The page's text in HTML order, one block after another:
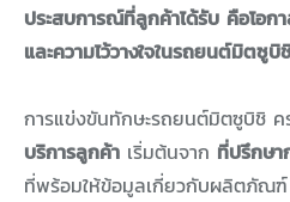
ประสบการณ์ที่ลูกค้าได้รับ คือโอก
และความไว้วางใจในรถยนต์มิตซูบิ
การแข่งขันทักษะรถยนต์มิตซูบิชิ
บริการลูกค้า เริ่มต้นจาก ที่ปรึกษา
ที่พร้อมให้ข้อมูลเกี่ยวกับผลิตภัณฑ์